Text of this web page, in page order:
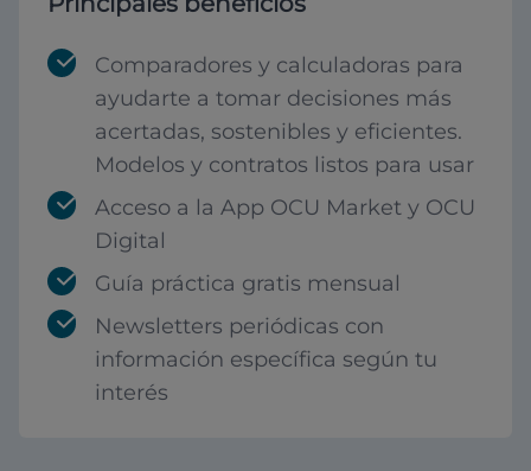
Comparadores y calculadoras para
ayudarte a tomar decisiones más
acertadas, sostenibles y eficientes.
Modelos y contratos listos para usar
Acceso a la App OCU Market y OCU
Digital
Guía práctica gratis mensual
Newsletters periódicas con
información específica según tu
interés